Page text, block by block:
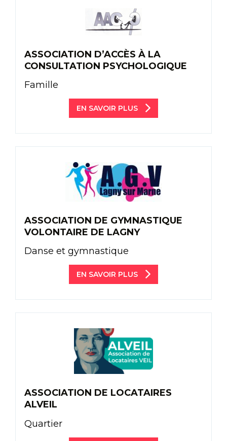
ASSOCIATION D’ACCÈS À LA
CONSULTATION PSYCHOLOGIQUE
Famille
EN SAVOIR PLUS
ASSOCIATION DE GYMNASTIQUE
VOLONTAIRE DE LAGNY
Danse et gymnastique
EN SAVOIR PLUS
ASSOCIATION DE LOCATAIRES
ALVEIL
Quartier